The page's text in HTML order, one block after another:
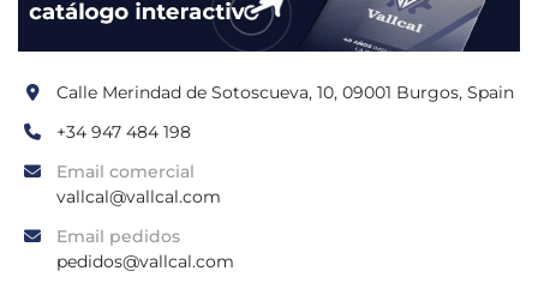
Calle Merindad de Sotoscueva, 10, 09001 Burgos, Spain
+34 947 484 198
Email comercial
vallcal@vallcal.com
Email pedidos
pedidos@vallcal.com